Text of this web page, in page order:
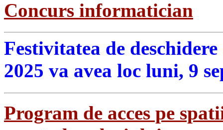
Concurs informatician
Festivitatea de
2025 va avea loc luni, 9
Program de acces pe